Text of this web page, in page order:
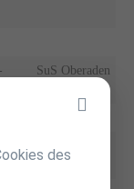
SuS Oberaden
des